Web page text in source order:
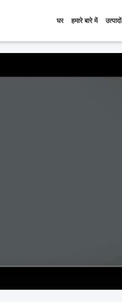
घर हमारे बारे में उत्पादों